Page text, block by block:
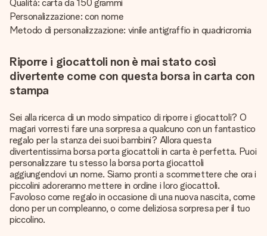
Qualità: carta da 150 grammi
Personalizzazione: con nome
Metodo di personalizzazione: vinile antigraffio in quadricromia
Riporre i giocattoli non è mai stato così
divertente come con questa borsa in carta con
stampa
Sei alla ricerca di un modo simpatico di riporre i giocattoli? O
magari vorresti fare una sorpresa a qualcuno con un fantastico
regalo per la stanza dei suoi bambini? Allora questa
divertentissima borsa porta giocattoli in carta è perfetta. Puoi
personalizzare tu stesso la borsa porta giocattoli
aggiungendovi un nome. Siamo pronti a scommettere che ora i
piccolini adoreranno mettere in ordine i loro giocattoli.
Favoloso come regalo in occasione di una nuova nascita, come
dono per un compleanno, o come deliziosa sorpresa per il tuo
piccolino.